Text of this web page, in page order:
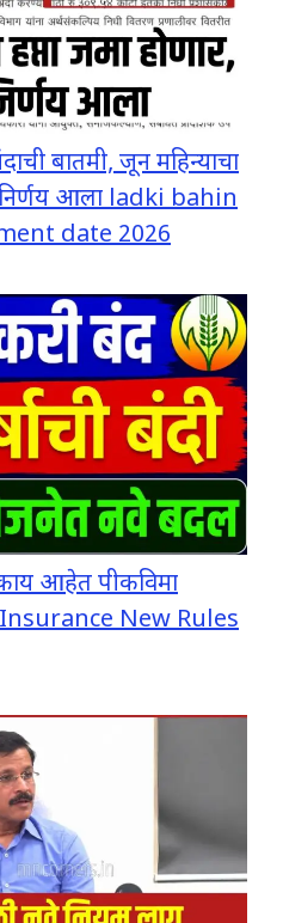
बातमी, जून महिन्याचा
निर्णय आला ladki bahin
date 2026
आहेत पीकविमा
New Rules